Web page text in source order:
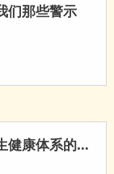
们那些警示
2026年游轮波坦病毒病例对卫生健康体系的多重启示